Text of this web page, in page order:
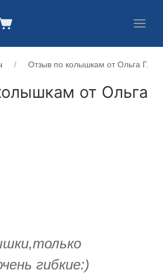
Отзыв по колышкам от Ольга Г.
от Ольга
гибкие:)